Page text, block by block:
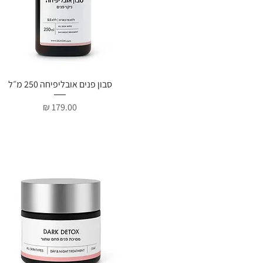
תצוגה מהירה
סבון פנים אובליפיחה 250 מ״ל
מחיר